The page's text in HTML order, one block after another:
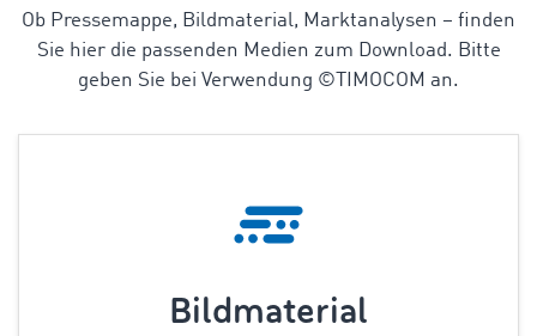
Ob Pressemappe, Bildmaterial, Marktanalysen – finden
Sie hier die passenden Medien zum Download. Bitte
geben Sie bei Verwendung ©TIMOCOM an.
Bildmaterial